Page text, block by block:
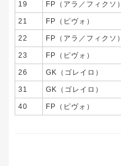
19 FP（アラ／フィクソ）
21 FP（ピヴォ）
22 FP（アラ／フィクソ）
23 FP（ピヴォ）
26 GK（ゴレイロ）
31 GK（ゴレイロ）
40 FP（ピヴォ）